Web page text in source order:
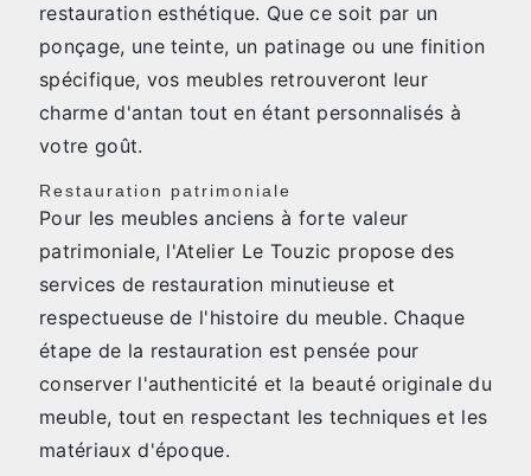
restauration esthétique. Que ce soit par un
ponçage, une teinte, un patinage ou une finition
spécifique, vos meubles retrouveront leur
charme d'antan tout en étant personnalisés à
votre goût.
Restauration patrimoniale
Pour les meubles anciens à forte valeur
patrimoniale, l'Atelier Le Touzic propose des
services de restauration minutieuse et
respectueuse de l'histoire du meuble. Chaque
étape de la restauration est pensée pour
conserver l'authenticité et la beauté originale du
meuble, tout en respectant les techniques et les
matériaux d'époque.